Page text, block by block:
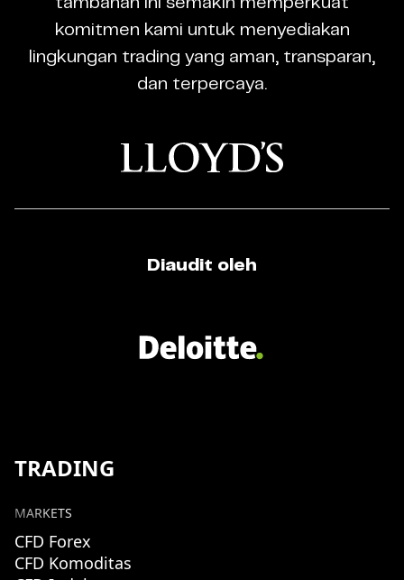
Regulated
Broker
komitmen kami untuk menyediakan
lingkungan trading yang aman, transparan,
dan terpercaya.
Diaudit oleh
TRADING
MARKETS
CFD Forex
CFD Komoditas